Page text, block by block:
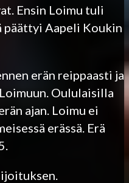
Ensin Loimu tuli
päättyi Aapeli Koukin
erän reippaasti ja
Oululaisilla
ajan. Loimu ei
erässä. Erä